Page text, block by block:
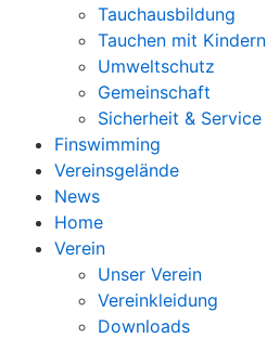
Tauchausbildung
Tauchen mit Kindern
Umweltschutz
Gemeinschaft
Sicherheit & Service
Finswimming
Vereinsgelände
News
Home
Verein
Unser Verein
Vereinkleidung
Downloads